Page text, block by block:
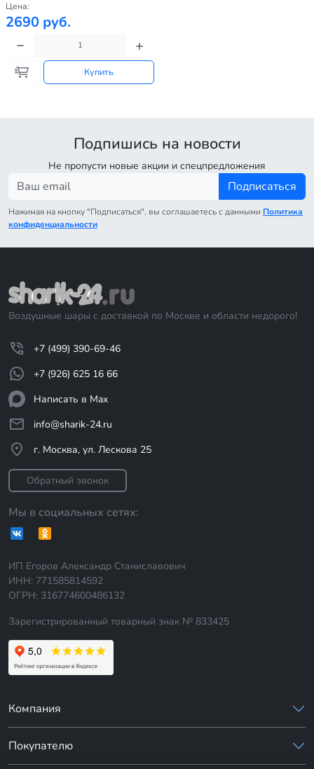
Цена:
2690 руб.
Купить
Подпишись на новости
Не пропусти новые акции и спецпредложения
Подписаться
Нажимая на кнопку "Подписаться", вы соглашаетесь с данными Политика
конфиденциальности
Воздушные шары с доставкой по Москве и области недорого!
+7 (499) 390-69-46
+7 (926) 625 16 66
Написать в Max
info@sharik-24.ru
г. Москва, ул. Лескова 25
Обратный звонок
Мы в социальных сетях:
ИП Егоров Александр Станиславович
ИНН: 771585814592
ОГРН: 316774600486132
Зарегистрированный товарный знак № 833425
Компания
Покупателю